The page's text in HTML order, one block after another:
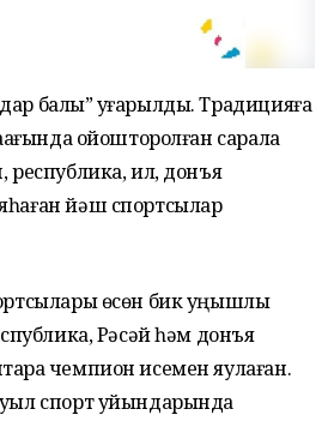
балы” уҙғарылды. Традицияға
ойошторолған сарала
ил, донъя
йәш спортсылар
өсөн бик уңышлы
Рәсәй һәм донъя
чемпион исемен яулаған.
спорт уйындарында